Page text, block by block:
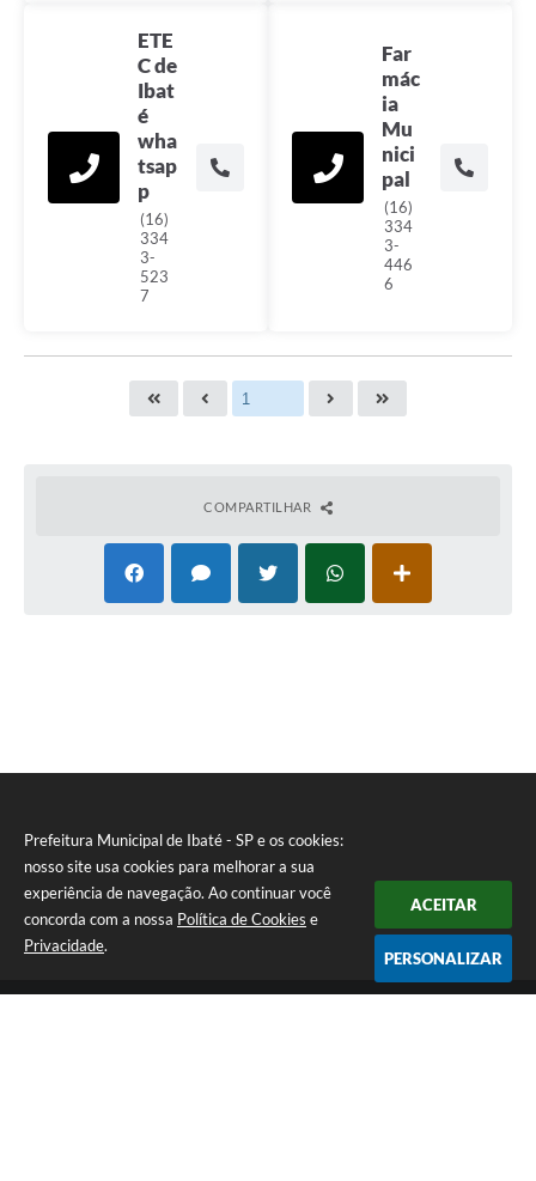
Prefeitura Municipal de Ibaté - SP e os cookies:
nosso site usa cookies para melhorar a sua
experiência de navegação. Ao continuar você
concorda com a nossa Política de Cookies e
Privacidade.
ACEITAR
PERSONALIZAR
ETE
C de
Ibat
é
wha
tsap
p
(16)
334
3-
523
7
Far
mác
ia
Mu
nici
pal
(16)
334
3-
446
6
COMPARTILHAR